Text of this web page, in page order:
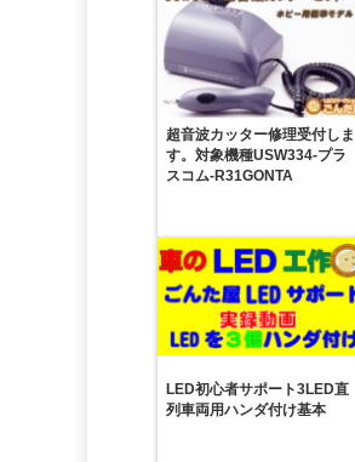
超音波カッター修理受付しま
す。対象機種USW334-プラ
スコム-R31GONTA
LED初心者サポート3LED直
列車両用ハンダ付け基本